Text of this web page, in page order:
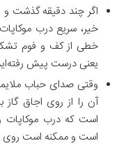
اگر چند دقیقه گذشت و
خیر، سریع درب
خطی از کف و فوم
یعنی درست پیش
وقتی صدای حباب
آن را از روی اجاق گاز
است که درب موکاپات
است و ممکنه است روی